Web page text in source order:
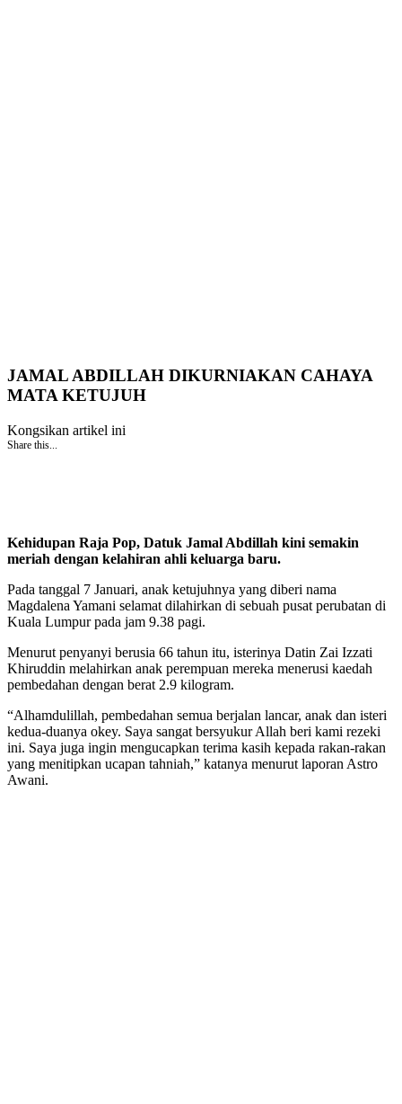
JAMAL ABDILLAH DIKURNIAKAN CAHAYA
MATA KETUJUH
Kongsikan artikel ini
Share this...
Kehidupan Raja Pop, Datuk Jamal Abdillah kini semakin
meriah dengan kelahiran ahli keluarga baru.
Pada tanggal 7 Januari, anak ketujuhnya yang diberi nama
Magdalena Yamani selamat dilahirkan di sebuah pusat perubatan di
Kuala Lumpur pada jam 9.38 pagi.
Menurut penyanyi berusia 66 tahun itu, isterinya Datin Zai Izzati
Khiruddin melahirkan anak perempuan mereka menerusi kaedah
pembedahan dengan berat 2.9 kilogram.
“Alhamdulillah, pembedahan semua berjalan lancar, anak dan isteri
kedua-duanya okey. Saya sangat bersyukur Allah beri kami rezeki
ini. Saya juga ingin mengucapkan terima kasih kepada rakan-rakan
yang menitipkan ucapan tahniah,” katanya menurut laporan Astro
Awani.